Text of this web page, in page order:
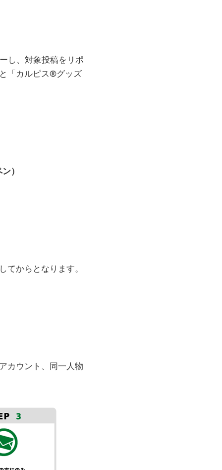
し、対象投稿をリポ
「カルピス®グッズ
）
からとなります。
カウント、同一人物